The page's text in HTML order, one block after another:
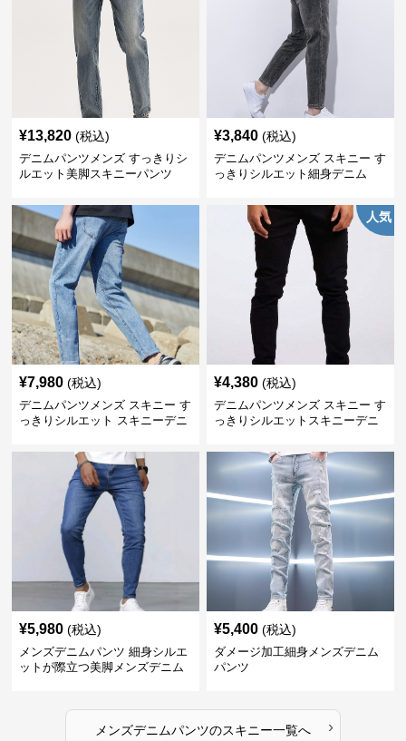
¥13,820 (税込)
デニムパンツメンズ すっきりシ
ルエット美脚スキニーパンツ
¥3,840 (税込)
デニムパンツメンズ スキニー す
っきりシルエット細身デニム
¥7,980 (税込)
デニムパンツメンズ スキニー す
っきりシルエット スキニーデニ
人気
¥4,380 (税込)
デニムパンツメンズ スキニー す
っきりシルエットスキニーデニ
¥5,980 (税込)
メンズデニムパンツ 細身シルエ
ットが際立つ美脚メンズデニム
¥5,400 (税込)
ダメージ加工細身メンズデニム
パンツ
メンズデニムパンツのスキニー一覧へ ›